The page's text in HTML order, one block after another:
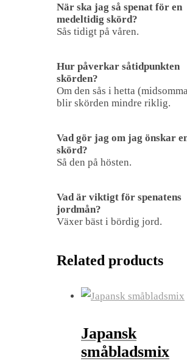
När ska jag så spenat för en
medeltidig skörd?
Sås tidigt på våren.
Hur påverkar såtidpunkten
skörden?
Om den sås i hetta
blir skörden mindre riklig.
Vad gör jag om jag önskar
skörd?
Så den på hösten.
Vad är viktigt för spenatens
jordmån?
Växer bäst i bördig jord.
Related products
Japansk
småbladsmix